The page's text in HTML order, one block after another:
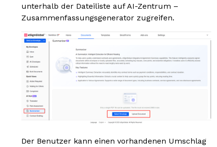
unterhalb der Dateiliste auf AI-Zentrum –
Zusammenfassungsgenerator zugreifen.
Der Benutzer kann einen vorhandenen Umschlag